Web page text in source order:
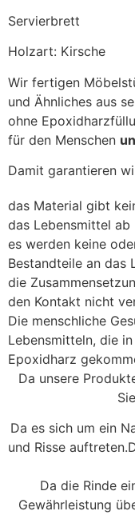
Servierbrett
Holzart: Kirsche
Wir fertigen
und Ähnliches aus
ohne
für den Menschen
Damit garantieren
das Material gibt
das Lebensmittel ab
es werden keine
Bestandteile an das
die
den Kontakt nicht
Die menschliche
Lebensmitteln, die
Epoxidharz
Da unsere
Da es sich um ein
und Risse
Da die Rinde
Gewährleistung